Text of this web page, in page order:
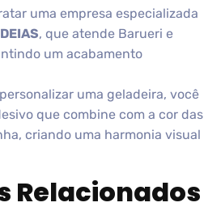
uma empresa especializada
, que atende Barueri e
um acabamento
uma geladeira, você
que combine com a cor das
criando uma harmonia visual
Relacionados